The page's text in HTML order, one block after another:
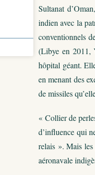
Sultanat
indien avec la
conventionnels
(Libye en 2011,
hôpital géant.
en menant des
de missiles
« Collier de
d’influence qui
relais ». Mais
aéronavale